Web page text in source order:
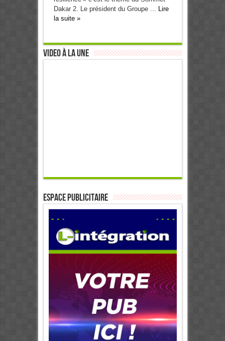
Dakar 2. Le président du Groupe ... Lire
la suite »
Video à la Une
ESPACE PUBLICITAIRE